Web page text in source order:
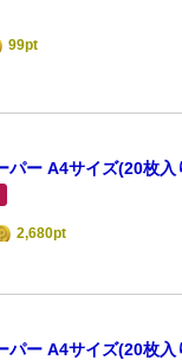
99pt
ー A4サイズ(20枚入
2,680pt
ー A4サイズ(20枚入